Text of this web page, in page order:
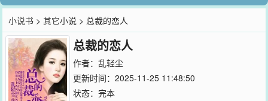
小说书 >其它小说 > 总裁的恋人
总裁的恋人
作者： 乱轻尘
更新时间：2025-11-25 11:48:50
状态：完本